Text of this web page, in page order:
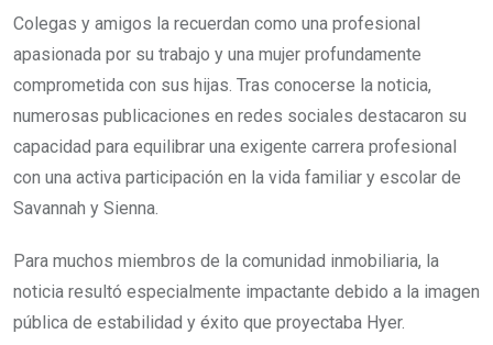
Colegas y amigos la recuerdan como una profesional
apasionada por su trabajo y una mujer profundamente
comprometida con sus hijas. Tras conocerse la noticia,
numerosas publicaciones en redes sociales destacaron su
capacidad para equilibrar una exigente carrera profesional
con una activa participación en la vida familiar y escolar de
Savannah y Sienna.
Para muchos miembros de la comunidad inmobiliaria, la
noticia resultó especialmente impactante debido a la imagen
pública de estabilidad y éxito que proyectaba Hyer.